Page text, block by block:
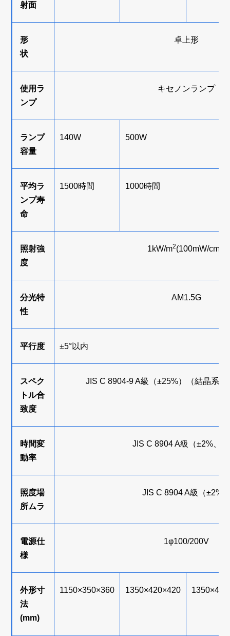
射面
形
状
卓上形
使用ラ
ンプ
キセノンランプ
ランプ
容量
140W 500W
平均ラ
ンプ寿
命
1500時間 1000時間
照射強
度
1kW/m2(100mW/cm
分光特
性
AM1.5G
平行度 ±5°以内
スペク
トル合
致度
JIS C 8904-9 A級（±25%）（結晶系/
時間変
動率
JIS C 8904 A級（±2%、
照度場
所ムラ
JIS C 8904 A級（±2%
電源仕
様
1φ100/200V
外形寸
法
(mm)
1150×350×360 1350×420×420